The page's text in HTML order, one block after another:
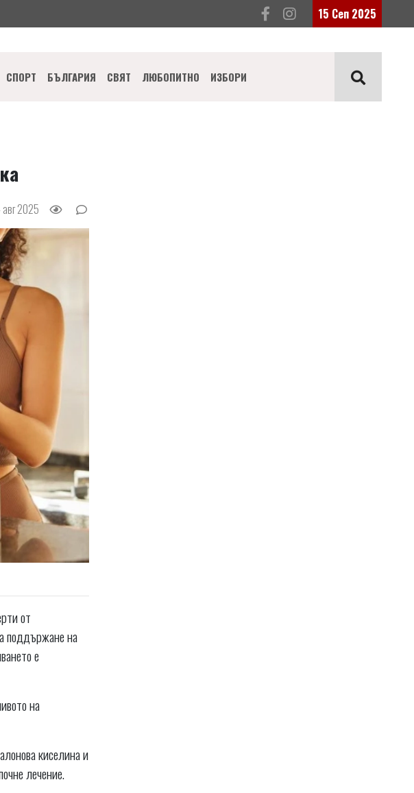
15 Сеп 2025
СПОРТ БЪЛГАРИЯ СВЯТ ЛЮБОПИТНО ИЗБОРИ
авг 2025
от
поддържане на
е
на
киселина и
лечение.